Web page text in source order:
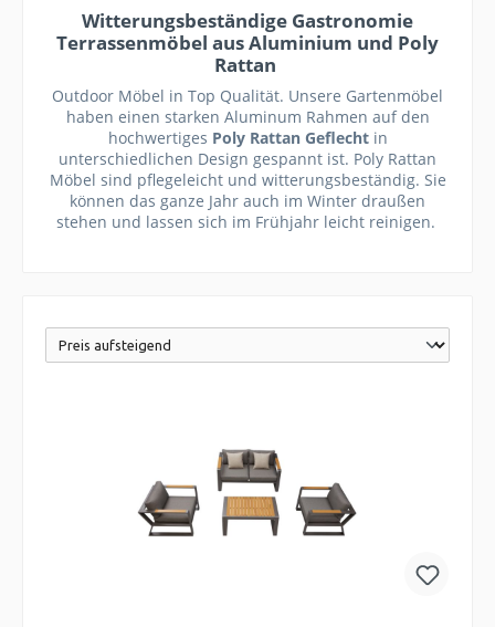
Witterungsbeständige Gastronomie
Terrassenmöbel aus Aluminium und Poly
Rattan
Outdoor Möbel in Top Qualität. Unsere Gartenmöbel
haben einen starken Aluminum Rahmen auf den
hochwertiges Poly Rattan Geflechtin
unterschiedlichen Design gespannt ist. Poly Rattan
Möbel sind pflegeleicht und witterungsbeständig. Sie
können das ganze Jahr auch im Winter draußen
stehen und lassen sich im Frühjahr leicht reinigen.